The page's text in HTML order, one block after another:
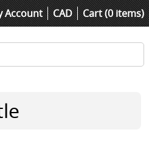
Account CAD Cart (0 items)